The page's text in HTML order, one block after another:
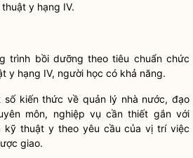
y hạng IV.
trình bồi dưỡng theo tiêu chuẩn chức
y hạng IV, người học có khả năng.
số kiến thức về quản lý nhà nước, đạo
môn, nghiệp vụ cần thiết gắn với
kỹ thuật y theo yêu cầu của vị trí việc
giao.